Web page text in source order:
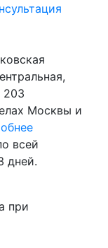
203
Москвы и
всей
дней.
при